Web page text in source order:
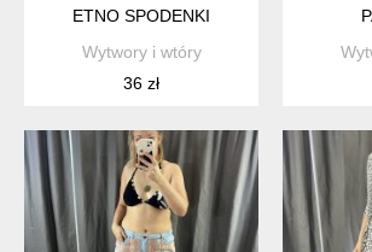
ETNO SPODENKI
Wytwory i wtóry
36 zł